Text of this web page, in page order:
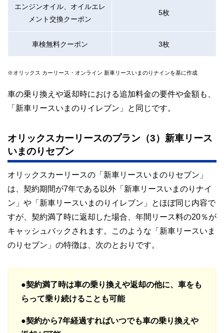
エンジンオイル、オイルエレ
メント交換クーポン
5枚
車検無料クーポン 3枚
※オリックス カーリース・オンライン 新車リースいまのりナインを基に作成
車の乗り換えや返却時における追加料金の要件や金額も、
「新車リースいまのりイレブン」と同じです。
オリックスカーリースのプラン（3）新車リース
いまのりセブン
オリックスカーリースの「新車リースいまのりセブン」
は、契約期間が7年である以外「新車リースいまのりナイ
ン」や「新車リースいまのりイレブン」とほぼ同じ内容で
すが、契約満了時に返却した場合、年間リース料の20％が
キャッシュバックされます。このような「新車リースいま
のりセブン」の特徴は、次のとおりです。
●契約満了時は車の乗り換えや返却の他に、車をも
らって乗り続けることも可能
●契約から7年経過すればいつでも車の乗り換えや